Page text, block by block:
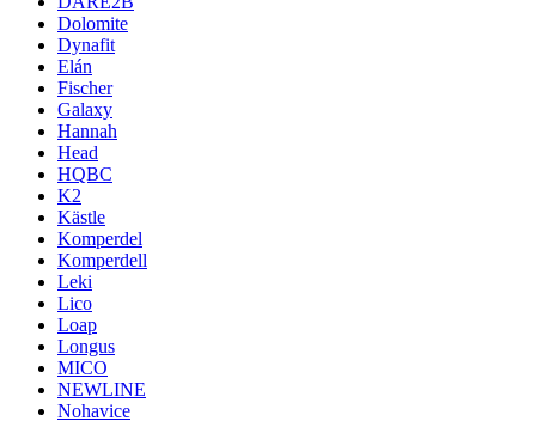
Dolomite
Dynafit
Elán
Fischer
Galaxy
Hannah
Head
HQBC
K2
Kästle
Komperdel
Komperdell
Leki
Lico
Loap
Longus
MICO
NEWLINE
Nohavice